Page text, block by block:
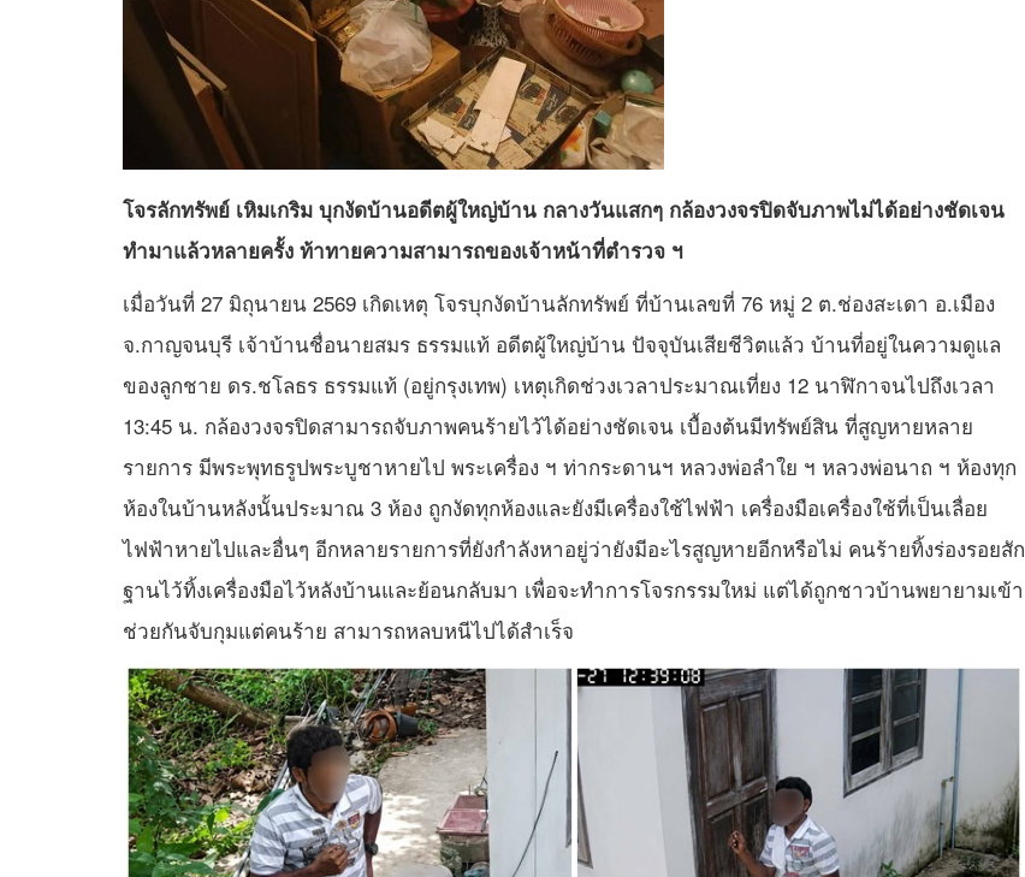
โจรลักทรัพย์ เหิมเกริม บุกงัดบ้านอดีตผู้ใหญ่บ้าน กลางวันแสกๆ กล้องวงจรปิดจับภาพไม่ได้อย่างชัดเจน
ทำมาแล้วหลายครั้ง ท้าทายความสามารถของเจ้าหน้าที่ตำรวจ ฯ
เมื่อวันที่ 27 มิถุนายน 2569 เกิดเหตุ โจรบุกงัดบ้านลักทรัพย์ ที่บ้านเลขที่ 76 หมู่ 2 ต.ช่องสะเดา อ.เมือง
จ.กาญจนบุรี เจ้าบ้านชื่อนายสมร ธรรมแท้ อดีตผู้ใหญ่บ้าน ปัจจุบันเสียชีวิตแล้ว บ้านที่อยู่ในความดูแล
ของลูกชาย ดร.ชโลธร ธรรมแท้ (อยู่กรุงเทพ) เหตุเกิดช่วงเวลาประมาณเที่ยง 12 นาฬิกาจนไปถึงเวลา
13:45 น. กล้องวงจรปิดสามารถจับภาพคนร้ายไว้ได้อย่างชัดเจน เบื้องต้นมีทรัพย์สิน ที่สูญหายหลาย
รายการ มีพระพุทธรูปพระบูชาหายไป พระเครื่อง ฯ ท่ากระดานฯ หลวงพ่อลำใย ฯ หลวงพ่อนาถ ฯ ห้องทุก
ห้องในบ้านหลังนั้นประมาณ 3 ห้อง ถูกงัดทุกห้องและยังมีเครื่องใช้ไฟฟ้า เครื่องมือเครื่องใช้ที่เป็นเลื่อย
ไฟฟ้าหายไปและอื่นๆ อีกหลายรายการที่ยังกำลังหาอยู่ว่ายังมีอะไรสูญหายอีกหรือไม่ คนร้ายทิ้งร่องรอยสัก
ฐานไว้ทิ้งเครื่องมือไว้หลังบ้านและย้อนกลับมา เพื่อจะทำการโจรกรรมใหม่ แต่ได้ถูกชาวบ้านพยายามเข้า
ช่วยกันจับกุมแต่คนร้าย สามารถหลบหนีไปได้สำเร็จ